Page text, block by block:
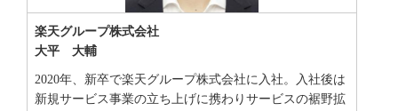
楽天グループ株式会社
大平 大輔
2020年、新卒で楽天グループ株式会社に入社。入社後は
新規サービス事業の立ち上げに携わりサービスの裾野拡